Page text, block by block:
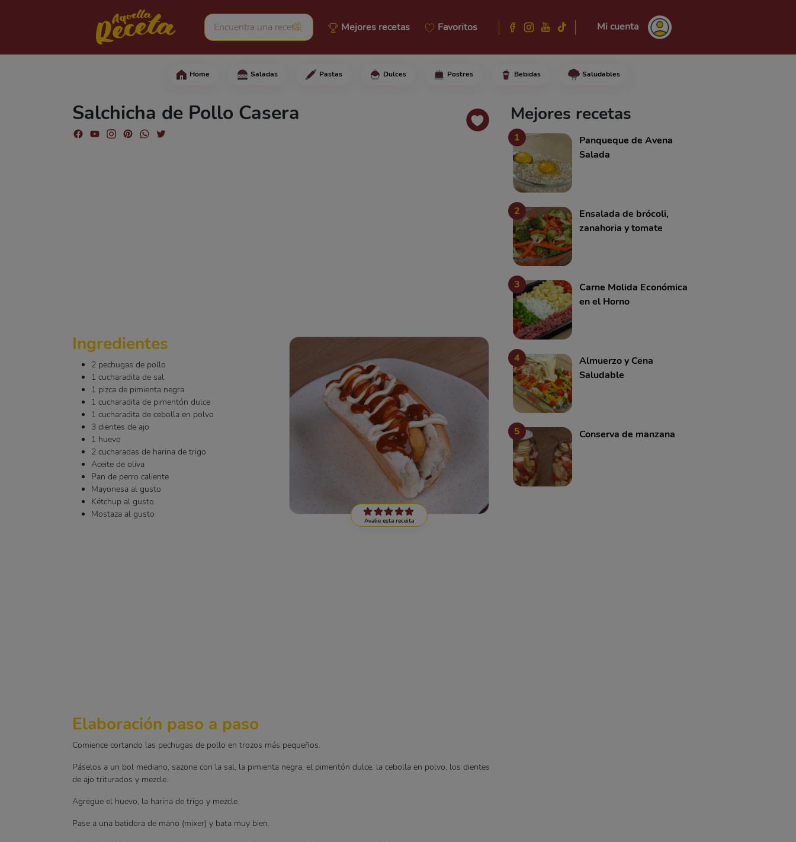
Mejores recetas Favoritos Mi cuenta
Home Saladas Pastas Dulces Postres Bebidas Saludables
Salchicha de Pollo Casera
Comience cortando las pechugas de pollo en trozos más pequeños.Páselos a
Avalie esta receita
Ingredientes
2 pechugas de pollo
1 cucharadita de sal
1 pizca de pimienta negra
1 cucharadita de pimentón dulce
1 cucharadita de cebolla en polvo
3 dientes de ajo
1 huevo
2 cucharadas de harina de trigo
Aceite de oliva
Pan de perro caliente
Mayonesa al gusto
Kétchup al gusto
Mostaza al gusto
Elaboración paso a paso
Comience cortando las pechugas de pollo en trozos más pequeños.
Páselos a un bol mediano, sazone con la sal, la pimienta negra, el pimentón dulce, la cebolla en polvo, los dientes
de ajo triturados y mezcle.
Agregue el huevo, la harina de trigo y mezcle.
Pase a una batidora de mano (mixer) y bata muy bien.
Mejores recetas
1
Panqueque de Avena
Salada
2
Ensalada de brócoli,
zanahoria y tomate
3
Carne Molida Económica
en el Horno
4
Almuerzo y Cena
Saludable
5 Conserva de manzana